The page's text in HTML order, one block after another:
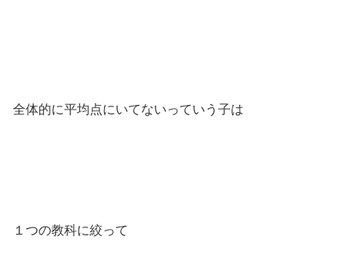
全体的に平均点にいてないっていう子は
１つの教科に絞って